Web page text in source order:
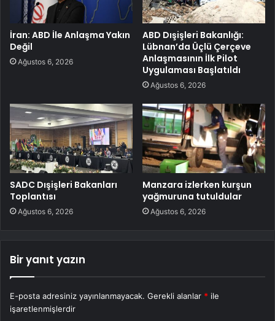
İran: ABD İle Anlaşma Yakın
Değil
Ağustos 6, 2026
ABD Dışişleri Bakanlığı:
Lübnan’da Üçlü Çerçeve
Anlaşmasının İlk Pilot
Uygulaması Başlatıldı
Ağustos 6, 2026
SADC Dışişleri Bakanları
Toplantısı
Ağustos 6, 2026
Manzara izlerken kurşun
yağmuruna tutuldular
Ağustos 6, 2026
Bir yanıt yazın
E-posta adresiniz yayınlanmayacak. Gerekli alanlar * ile
işaretlenmişlerdir